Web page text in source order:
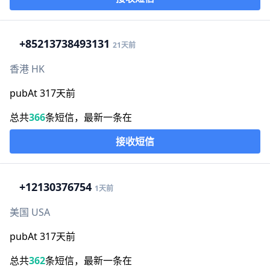
+85213738493131 21天前
香港 HK
pubAt 317天前
总共366条短信，最新一条在
接收短信
+12130376754 1天前
美国 USA
pubAt 317天前
总共362条短信，最新一条在